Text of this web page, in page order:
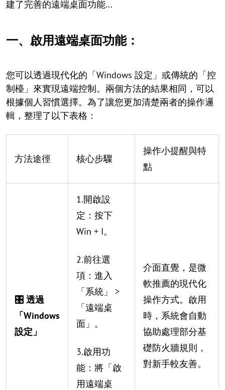
建了完善的遠端桌面功能...
一、啟用遠端桌面功能：
您可以透過現代化的「Windows 設定」或傳統的「控
制檯」來實現遠端控制。兩個方法的結果相同，可以
根據個人習慣選擇。為了讓您更加清楚兩者的操作邏
輯，整理了以下表格：
方法途徑 核心步驟
操作小提醒與特
點
🎛️ 透過
「Windows
設定」
1.開啟設
定：按下
Win + I。
2.前往選
項：進入
「系統」 >
「遠端桌
面」。
3.啟用功
能：將「啟
用遠端桌
介面直覺，是微
軟推薦的現代化
操作方式。啟用
時，系統會自動
協助處理部分基
礎防火牆規則，
對新手較友善。